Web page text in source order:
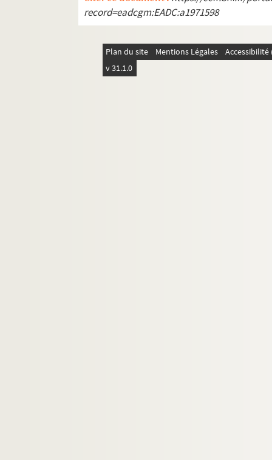
record=eadcgm:EADC:a1971598
Plan du site Mentions Légales
v 31.1.0